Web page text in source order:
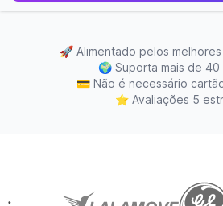
🚀 Alimentado pelos
🌍 Suporta mais de 40
💳 Não é necessário
⭐ Avaliações 5